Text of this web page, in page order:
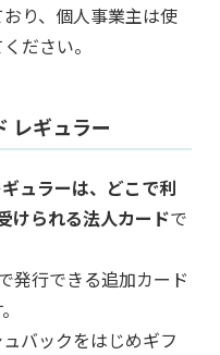
り、個人事業主は使
ださい。
レギュラー
ュラーは、どこで利
けられる法人カードで
発行できる追加カード
バックをはじめギフ